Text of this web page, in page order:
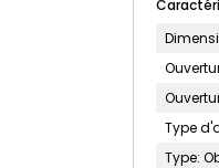
Type
Type: